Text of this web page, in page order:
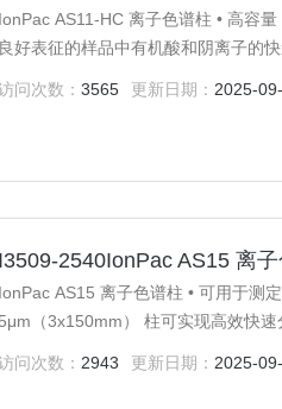
IonPac AS11-HC 离子色谱柱 • 高容
良好表征的样品中有机酸和阴离子的
问次数：3565 更新日期： 2025-
I3509-2540IonPac AS15 离
IonPac AS15 离子色谱柱 • 可用于测
5μm（3x150mm） 柱可实现高效快
问次数： 2943 更新日期： 2025-